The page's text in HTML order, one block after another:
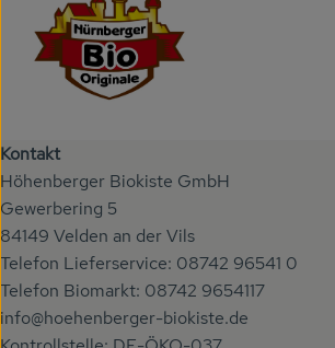
Kontakt
Höhenberger Biokiste GmbH
Gewerbering 5
84149 Velden an der Vils
Telefon Lieferservice: 08742 96541 0
Telefon Biomarkt: 08742 9654117
info@hoehenberger-biokiste.de